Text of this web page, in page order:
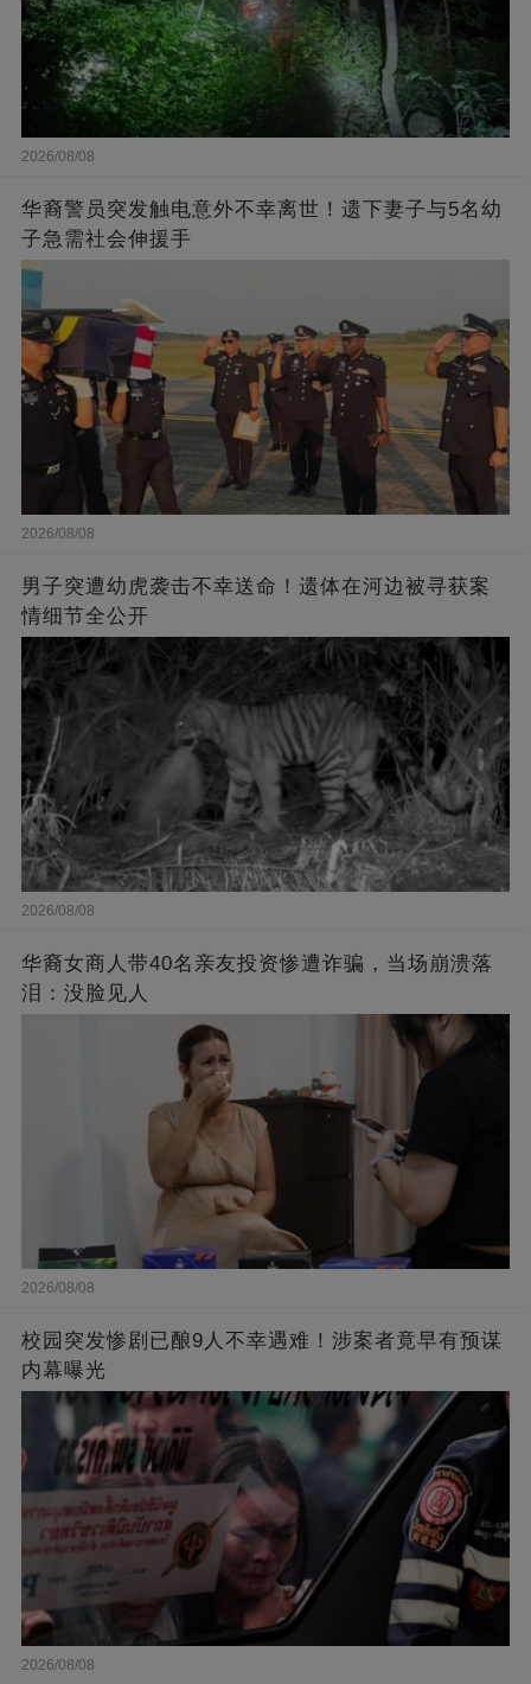
2026/08/08
华裔警员突发触电意外不幸离世！遗下妻子与5名幼
子急需社会伸援手
2026/08/08
男子突遭幼虎袭击不幸送命！遗体在河边被寻获案
情细节全公开
2026/08/08
华裔女商人带40名亲友投资惨遭诈骗，当场崩溃落
泪：没脸见人
2026/08/08
校园突发惨剧已酿9人不幸遇难！涉案者竟早有预谋
内幕曝光
2026/08/08